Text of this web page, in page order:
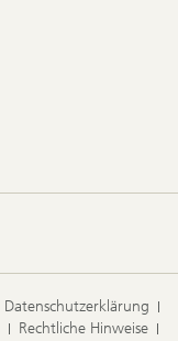
Datenschutzerklärung
Rechtliche Hinweise